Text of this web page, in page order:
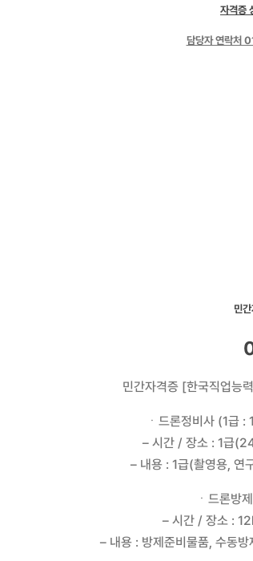
자격증
담당자 연락
민
민간자격증 [한국직업능
ㆍ드론정비사 (1급
– 시간 / 장소 : 1급
– 내용 : 1급(촬영용, 연
ㆍ드론방
– 시간 / 장소 :
– 내용 : 방제준비물품, 수동